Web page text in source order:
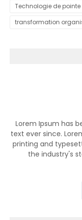
Technologie de pointe
transformation
Lorem Ipsum has
text ever since.
printing and
the industry's